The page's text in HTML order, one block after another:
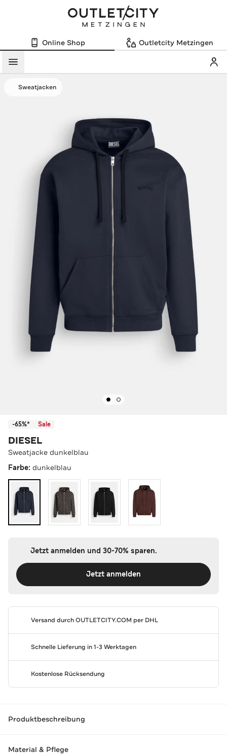
Online Shop Outletcity Metzingen
Menü
Sweatjacken
-65%* Sale
DIESEL
Sweatjacke dunkelblau
Farbe: dunkelblau
Jetzt anmelden und 30-70% sparen.
Jetzt anmelden
Versand durchOUTLETCITY.COM per DHL
Schnelle Lieferung in 1-3 Werktagen
Kostenlose Rücksendung
Produktbeschreibung
Material & Pflege